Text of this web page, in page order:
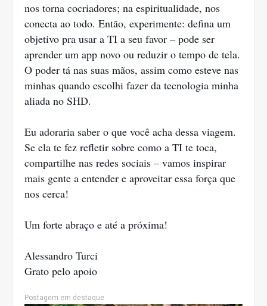
nos torna cocriadores; na espiritualidade, nos
conecta ao todo. Então, experimente: defina um
objetivo pra usar a TI a seu favor – pode ser
aprender um app novo ou reduzir o tempo de tela.
O poder tá nas suas mãos, assim como esteve nas
minhas quando escolhi fazer da tecnologia minha
aliada no SHD.
Eu adoraria saber o que você acha dessa viagem.
Se ela te fez refletir sobre como a TI te toca,
compartilhe nas redes sociais – vamos inspirar
mais gente a entender e aproveitar essa força que
nos cerca!
Um forte abraço e até a próxima!
Alessandro Turci
Grato pelo apoio
Postagem em destaque